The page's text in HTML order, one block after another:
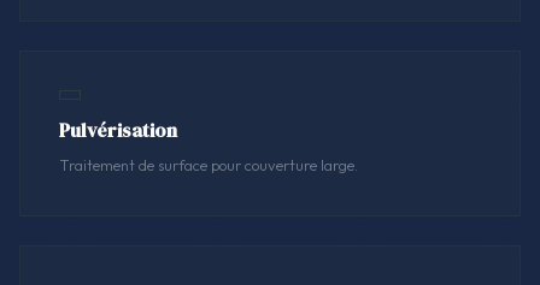
Pulvérisation
Traitement de surface pour couverture large.